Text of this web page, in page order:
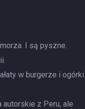
I są pyszne.
w burgerze i ogórki
autorskie z Peru, ale